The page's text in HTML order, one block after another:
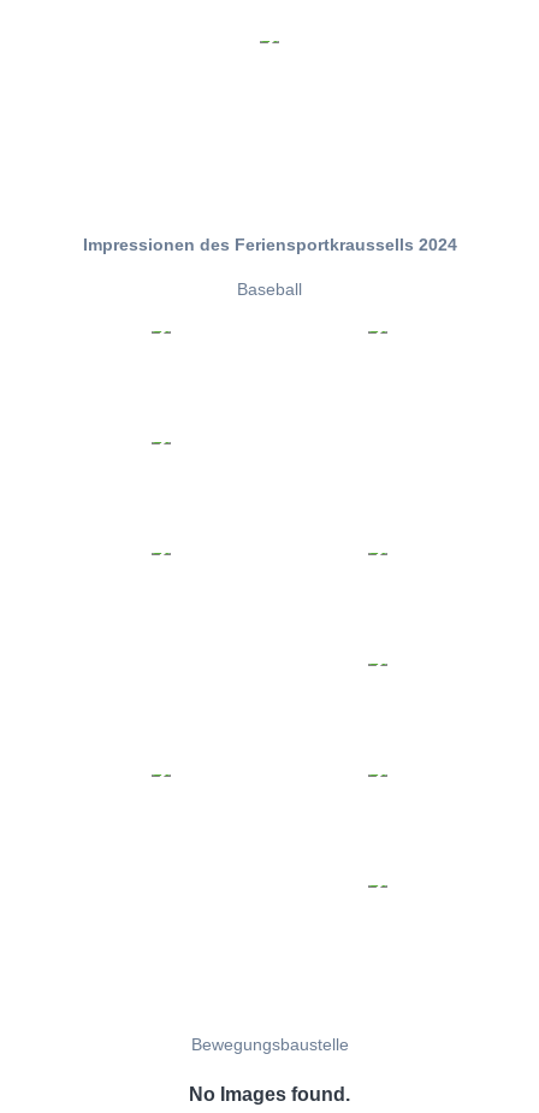
Impressionen des Feriensportkraussells 2024
Baseball
Bewegungsbaustelle
No Images found.